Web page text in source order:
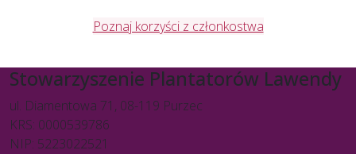
Poznaj korzyści z członkostwa
Stowarzyszenie Plantatorów Lawendy
ul. Diamentowa 71, 08-119 Purzec
KRS: 0000539786
NIP: 5223022521